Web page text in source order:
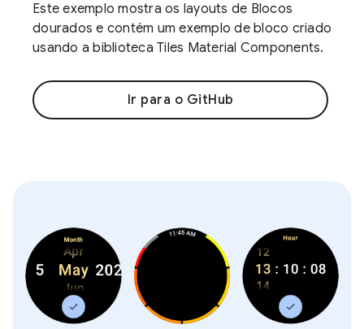
Este exemplo mostra os layouts de Blocos
dourados e contém um exemplo de bloco criado
usando a biblioteca Tiles Material Components.
Ir para o GitHub